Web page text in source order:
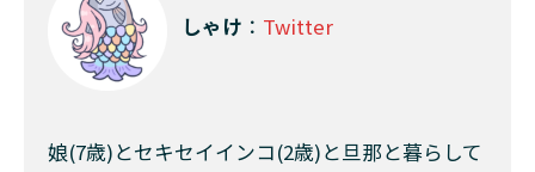
しゃけ ： Twitter
娘(7歳)とセキセイインコ(2歳)と旦那と暮らして